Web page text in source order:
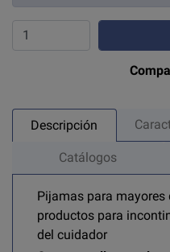
Descripción
Catálogos
Pijamas para
productos para
del cuidador